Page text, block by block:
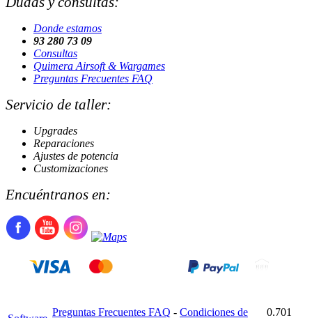
Donde estamos
93 280 73 09
Consultas
Quimera Airsoft & Wargames
Preguntas Frecuentes FAQ
Servicio de taller:
Upgrades
Reparaciones
Ajustes de potencia
Customizaciones
Encuéntranos en:
Preguntas Frecuentes FAQ - Condiciones de 0.701